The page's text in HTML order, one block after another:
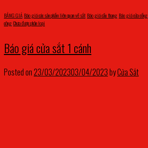
BẢNG GIÁ Báo giá các sản phẩm liên quan về sắt Báo giá cầu thang Báo giá cửa cổng
côngChưa được phân loại
Báo giá cửa sắt 1 cánh
Posted on23/03/202303/04/2023byCửa Sắt